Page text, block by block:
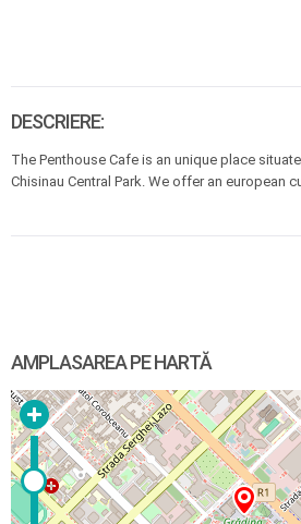
DESCRIERE:
The Penthouse Cafe is an unique place
Chisinau Central Park. We offer an european
AMPLASAREA PE HARTĂ